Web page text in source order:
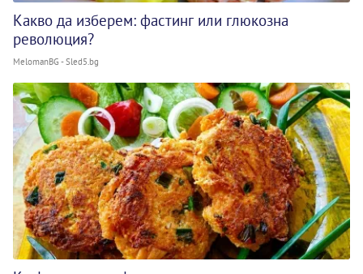
Какво да изберем: фастинг или глюкозна
революция?
MelomanBG - Sled5.bg